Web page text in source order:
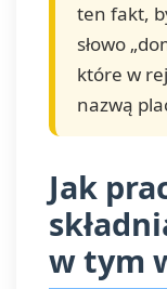
ten fakt,
słowo
które w
nazwą
Jak
w tym